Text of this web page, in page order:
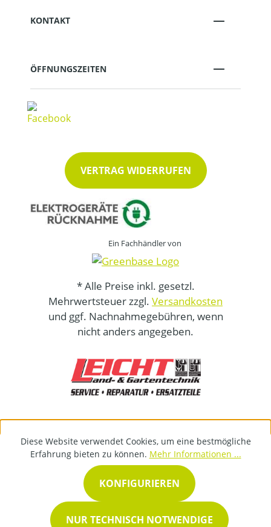
KONTAKT
ÖFFNUNGSZEITEN
VERTRAG WIDERRUFEN
Ein Fachhändler von
* Alle Preise inkl. gesetzl.
Mehrwertsteuer zzgl. Versandkosten
und ggf. Nachnahmegebühren, wenn
nicht anders angegeben.
Diese Website verwendet Cookies, um eine bestmögliche
Erfahrung bieten zu können. Mehr Informationen ...
NUR TECHNISCH NOTWENDIGE
KONFIGURIEREN